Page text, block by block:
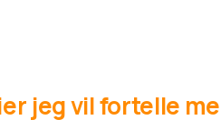
jeg vil fortelle